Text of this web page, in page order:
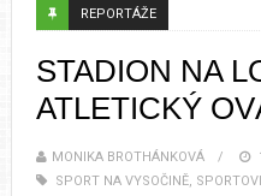
REPORTÁŽE
STADION NA
ATLETICKÝ
MONIKA BROTHÁNKOVÁ
SPORT NA VYSOČINĚ,